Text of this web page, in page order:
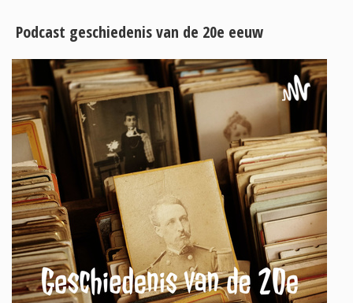
Podcast geschiedenis van de 20e eeuw